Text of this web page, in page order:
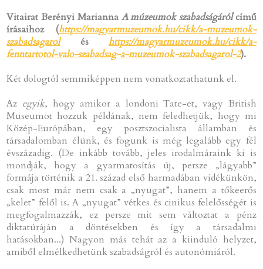
Vitairat Berényi Marianna A múzeumok szabadságárólcímű
írásaihoz (https://magyarmuzeumok.hu/cikk/a-muzeumok-
szabadsagarol
és https://magyarmuzeumok.hu/cikk/a-
fenntartotol-valo-szabadsag-a-muzeumok-szabadsagarol-2).
Két dologtól semmiképpen nem vonatkoztathatunk el.
Az egyik, hogy amikor a londoni Tate-et, vagy British
Museumot hozzuk példának, nem feledhetjük, hogy mi
Közép-Európában, egy posztszocialista államban és
társadalomban élünk, és fogunk is még legalább egy fél
évszázadig. (De inkább tovább, jeles irodalmáraink ki is
mondják, hogy a gyarmatosítás új, persze „lágyabb”
formája történik a 21. század első harmadában vidékünkön,
csak most már nem csak a „nyugat”, hanem a tőkeerős
„kelet” felől is. A „nyugat” vétkes és cinikus felelősségét is
megfogalmazzák, ez persze mit sem változtat a pénz
diktatúráján a döntésekben és így a társadalmi
hatásokban...) Nagyon más tehát az a kiinduló helyzet,
amiből elmélkedhetünk szabadságról és autonómiáról.